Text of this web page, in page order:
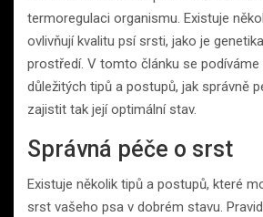
termoregulaci organismu. Existuje
ovlivňují kvalitu psí srsti, jako je
prostředí. V tomto článku se podíváme
důležitých tipů a postupů, jak správně
zajistit tak její optimální stav.
Správná péče o srst
Existuje několik tipů a postupů, které
srst vašeho psa v dobrém stavu.